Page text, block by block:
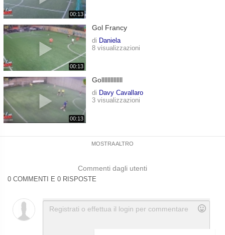
00:13
00:13
Gol Francy
di Daniela
8 visualizzazioni
00:13
Gollllllllllllll
di Davy Cavallaro
3 visualizzazioni
MOSTRA ALTRO
Commenti dagli utenti
0 COMMENTI E 0 RISPOSTE